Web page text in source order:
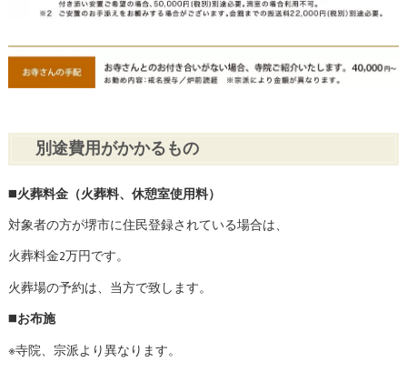
別途費用がかかるもの
◼️火葬料金（火葬料、休憩室使用料）
対象者の方が堺市に住民登録されている場合は、
火葬料金2万円です。
火葬場の予約は、当方で致します。
◼️お布施
※寺院、宗派より異なります。